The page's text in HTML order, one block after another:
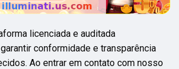
licenciada e auditada
conformidade e transparência
Ao entrar em contato com nosso